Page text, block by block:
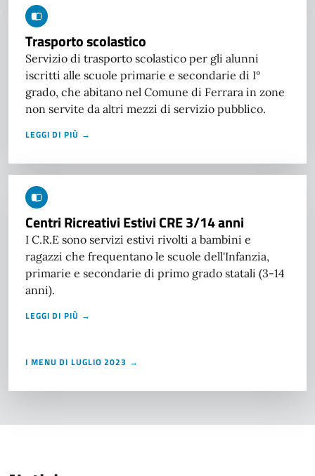
Trasporto scolastico
Servizio di trasporto scolastico per gli alunni
iscritti alle scuole primarie e secondarie di I°
grado, che abitano nel Comune di Ferrara in zone
non servite da altri mezzi di servizio pubblico.
LEGGI DI PIÙ →
Centri Ricreativi Estivi CRE 3/14 anni
I C.R.E sono servizi estivi rivolti a bambini e
ragazzi che frequentano le scuole dell'Infanzia,
primarie e secondarie di primo grado statali (3-14
anni).
LEGGI DI PIÙ →
I MENU DI LUGLIO 2023 →